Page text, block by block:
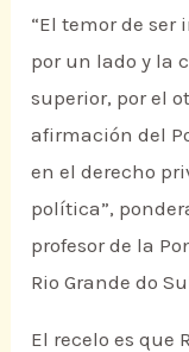
“El temor de
por un lado y la
superior, por el
afirmación del
en el derecho
política”,
profesor de la
Rio Grande do
El recelo es que